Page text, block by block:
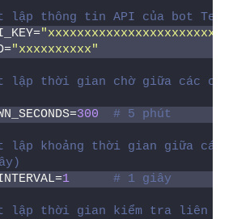
lập thông tin API của bot
"xxxxxxxxxxxxxxxxxxxxxxxx"
"xxxxxxxxxx"
lập thời gian chờ giữa các
300 # 5 phút
lập khoảng thời gian giữa các
1 # 1 giây
lập thời gian kiểm tra liên